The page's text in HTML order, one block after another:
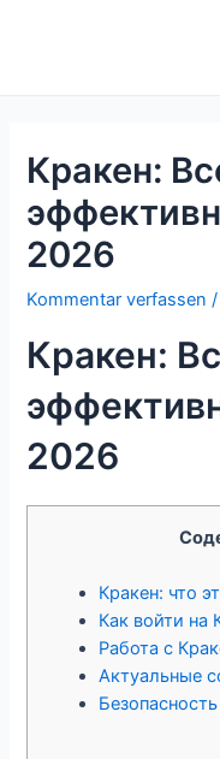
Кракен:
2026
Kommentar verfassen
Кракен:
2026
Кракен: что
Как войти на
Работа с
Актуальные